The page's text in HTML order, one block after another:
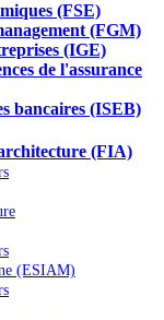
(FSE)
(FGM)
(IGE)
de l'assurance
bancaires (ISEB)
(FIA)
(ESIAM)